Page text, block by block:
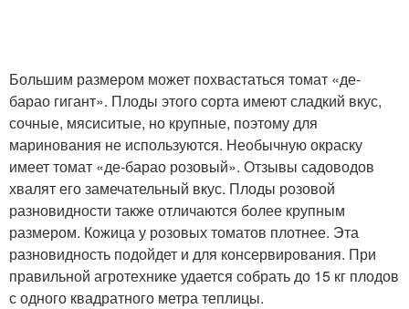
Большим размером может похвастаться томат «де-
барао гигант». Плоды этого сорта имеют сладкий вкус,
сочные, мясиситые, но крупные, поэтому для
маринования не используются. Необычную окраску
имеет томат «де-барао розовый». Отзывы садоводов
хвалят его замечательный вкус. Плоды розовой
разновидности также отличаются более крупным
размером. Кожица у розовых томатов плотнее. Эта
разновидность подойдет и для консервирования. При
правильной агротехнике удается собрать до 15 кг плодов
с одного квадратного метра теплицы.